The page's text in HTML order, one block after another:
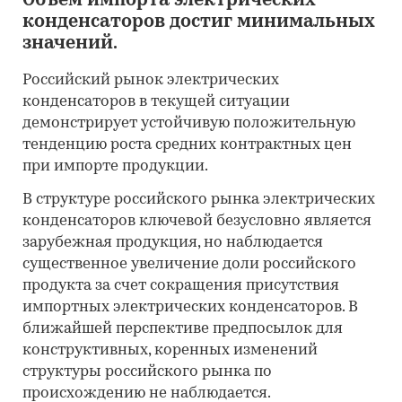
конденсаторов достиг минимальных
значений.
Российский рынок электрических
конденсаторов в текущей ситуации
демонстрирует устойчивую положительную
тенденцию роста средних контрактных цен
при импорте продукции.
В структуре российского рынка электрических
конденсаторов ключевой безусловно является
зарубежная продукция, но наблюдается
существенное увеличение доли российского
продукта за счет сокращения присутствия
импортных электрических конденсаторов. В
ближайшей перспективе предпосылок для
конструктивных, коренных изменений
структуры российского рынка по
происхождению не наблюдается.